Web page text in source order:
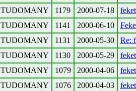
TUDOMANY
1179 2000-07-18
TUDOMANY
1141 2000-06-10
TUDOMANY
1131 2000-05-30
Re:
TUDOMANY
1130 2000-05-29
TUDOMANY
1079 2000-04-06
TUDOMANY
1076 2000-04-03